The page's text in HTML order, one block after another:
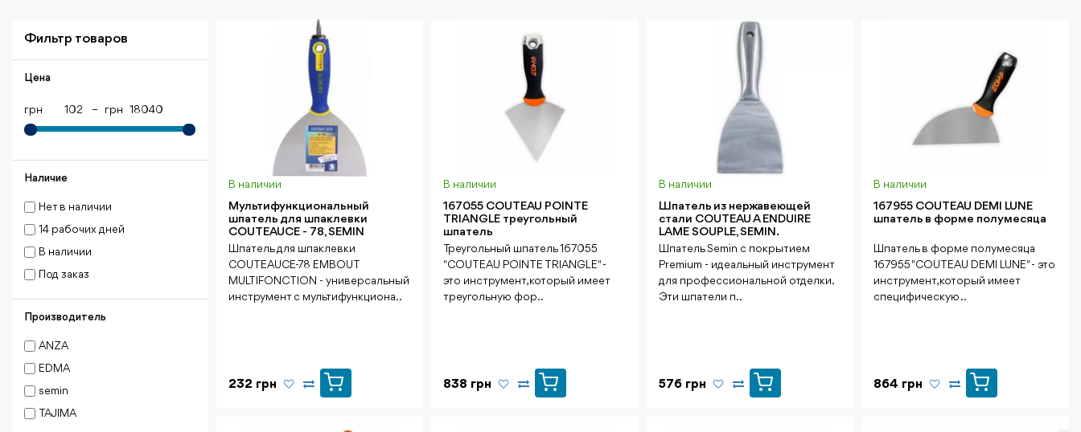
Фильтр товаров
Цена
грн – грн
Наличие
Нет в наличии
14 рабочих дней
В наличии
Под заказ
Производитель
ANZA
EDMA
semin
TAJIMA
В наличии
Мультифункциональный
шпатель для шпаклевки
COUTEAUСЕ - 78, SEMIN
Шпатель для шпаклевки
COUTEAUСЕ-78 EMBOUT
MULTIFONCTION - универсальный
инструмент с мультифункциона..
232 грн
В наличии
167055 COUTEAU POINTE
TRIANGLE треугольный
шпатель
Треугольный шпатель 167055
"COUTEAU POINTE TRIANGLE" -
это инструмент, который имеет
треугольную фор..
838 грн
В наличии
Шпатель из нержавеющей
стали COUTEAU A ENDUIRE
LAME SOUPLE, SEMIN.
Шпатель Semin с покрытием
Premium - идеальный инструмент
для профессиональной отделки.
Эти шпатели п..
576 грн
В наличии
167955 COUTEAU DEMI LUNE
шпатель в форме полумесяца
Шпатель в форме полумесяца
167955 "COUTEAU DEMI LUNE" - это
инструмент, который имеет
специфическую ..
864 грн